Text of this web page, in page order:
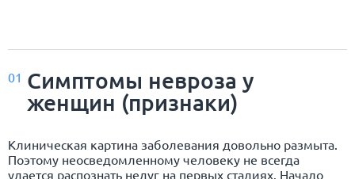
01 Симптомы невроза у
женщин (признаки)
Клиническая картина заболевания довольно размыта.
Поэтому неосведомленному человеку не всегда
удается распознать недуг на первых стадиях. Начало